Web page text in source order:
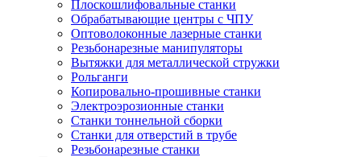
Плоскошлифовальные станки
Обрабатывающие центры с ЧПУ
Оптоволоконные лазерные станки
Резьбонарезные манипуляторы
Вытяжки для металлической стружки
Рольганги
Копировально-прошивные станки
Электроэрозионные станки
Станки тоннельной сборки
Станки для отверстий в трубе
Резьбонарезные станки